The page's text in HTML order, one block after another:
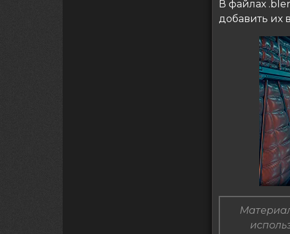
В файлах
добавить их